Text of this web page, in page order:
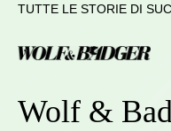
TUTTE LE STORIE DI
Wolf &